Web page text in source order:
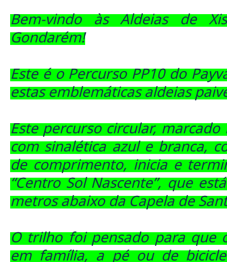
Bem-vindo às Aldeias de
Gondarém!
Este é o Percurso PP10 do
estas emblemáticas aldeias
Este percurso circular,
com sinalética azul e branca,
de comprimento, inicia e
“Centro Sol Nascente”, que
metros abaixo da Capela de
O trilho foi pensado para que
em família, a pé ou de